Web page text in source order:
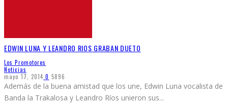
EDWIN LUNA Y LEANDRO RIOS GRABAN DUETO
Los Promotores
Noticias
mayo 17, 2014 0 5896
Además de la buena amistad que los une, Edwin Luna vocalista de
Banda la Trakalosa y Leandro Ríos unieron sus...